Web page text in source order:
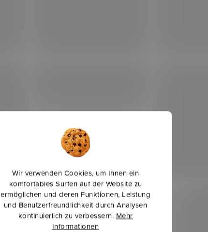
Wir verwenden Cookies, um Ihnen ein
komfortables Surfen auf der Website zu
ermöglichen und deren Funktionen, Leistung
und Benutzerfreundlichkeit durch Analysen
kontinuierlich zu verbessern. Mehr
Informationen